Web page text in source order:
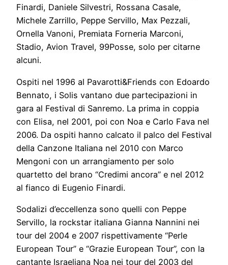
Finardi, Daniele Silvestri, Rossana Casale,
Michele Zarrillo, Peppe Servillo, Max Pezzali,
Ornella Vanoni, Premiata Forneria Marconi,
Stadio, Avion Travel, 99Posse, solo per citarne
alcuni.
Ospiti nel 1996 al Pavarotti&Friends con Edoardo
Bennato, i Solis vantano due partecipazioni in
gara al Festival di Sanremo. La prima in coppia
con Elisa, nel 2001, poi con Noa e Carlo Fava nel
2006. Da ospiti hanno calcato il palco del Festival
della Canzone Italiana nel 2010 con Marco
Mengoni con un arrangiamento per solo
quartetto del brano “Credimi ancora” e nel 2012
al fianco di Eugenio Finardi.
Sodalizi d’eccellenza sono quelli con Peppe
Servillo, la rockstar italiana Gianna Nannini nei
tour del 2004 e 2007 rispettivamente “Perle
European Tour” e “Grazie European Tour”, con la
cantante Israeliana Noa nei tour del 2003 del